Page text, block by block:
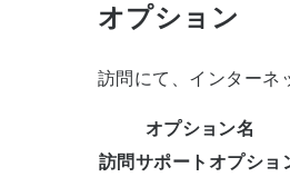
オプション
訪問にて、インターネ
オプション名
訪問サポートオプショ